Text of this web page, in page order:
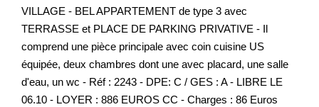
VILLAGE - BEL APPARTEMENT de type 3 avec
TERRASSE et PLACE DE PARKING PRIVATIVE - Il
comprend une pièce principale avec coin cuisine US
équipée, deux chambres dont une avec placard, une salle
d'eau, un wc - Réf : 2243 - DPE: C / GES : A - LIBRE LE
06.10 - LOYER : 886 EUROS CC - Charges : 86 Euros